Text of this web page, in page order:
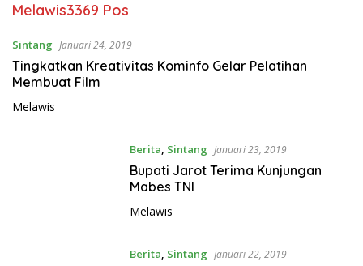
Melawis3369 Pos
Sintang Januari 24, 2019
Tingkatkan Kreativitas Kominfo Gelar Pelatihan
Membuat Film
Melawis
Berita, Sintang Januari 23, 2019
Bupati Jarot Terima Kunjungan
Mabes TNI
Melawis
Berita, Sintang Januari 22, 2019